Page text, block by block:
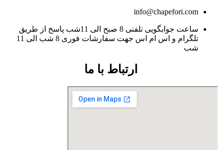
info@chapefori.com
ساعت جوابگویی تلفنی 8 صبح الی 11شب پاسخ از طریق
تلگرام و اس ام اس جهت سفارشات فوری 8 شب الی 11
شب
ارتباط با ما